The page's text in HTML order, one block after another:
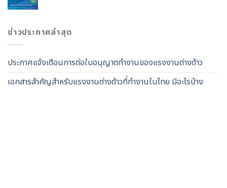
ข่าวประกาศล่าสุด
ประกาศแจ้งเตือนการต่อใบอนุญาตทำงานของแรงงานต่างด้าว
เอกสารสำคัญสำหรับแรงงานต่างด้าวที่ทำงานในไทย มีอะไรบ้าง